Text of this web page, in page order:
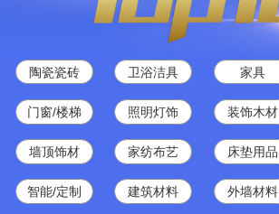
陶瓷瓷砖 卫浴洁具 家具
门窗/楼梯 照明灯饰 装饰木材
墙顶饰材 家纺布艺 床垫用品
智能/定制 建筑材料 外墙材料